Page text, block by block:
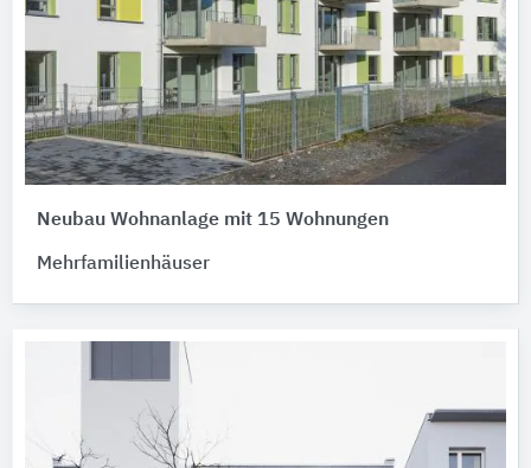
Neubau Wohnanlage mit 15 Wohnungen
Mehrfamilienhäuser